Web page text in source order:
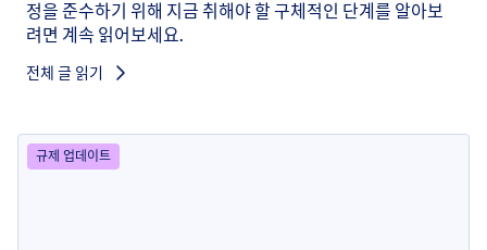
정을 준수하기 위해 지금 취해야 할 구체적인 단계를 알아보
려면 계속 읽어보세요.
전체 글 읽기
규제 업데이트